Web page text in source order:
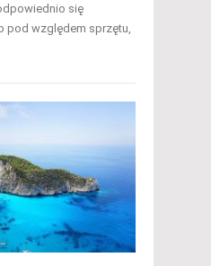
się
pod względem sprzętu,